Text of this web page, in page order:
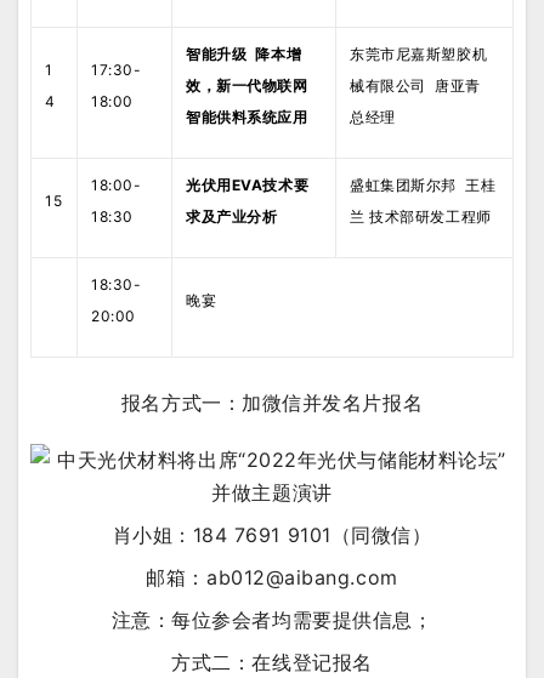
1
4
17:30-
18:00
智能升级 降本增
效，新一代物联网
智能供料系统应用
东莞市尼嘉斯塑胶机
械有限公司 唐亚青
总经理
15
18:00-
18:30
光伏用EVA技术要
求及产业分析
盛虹集团斯尔邦 王桂
兰 技术部研发工程师
18:30-
20:00
晚宴
报名方式一： 加微信并发名片报名
肖小姐：184 7691 9101（同微信）
邮箱：ab012@aibang.com
注意：每位参会者均需要提供信息；
方式二：在线登记报名